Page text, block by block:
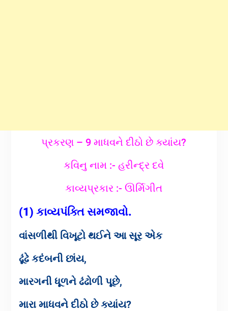
પ્રકરણ – 9 માધવને દીઠો છે ક્યાંય?
કવિનુ નામ :- હરીન્દ્ર દવે
કાવ્યપ્રકાર :- ઊર્મિગીત
(1) કાવ્યપંક્તિ સમજાવો.
વાંસળીથી વિખૂટો થઈને આ સૂર એક
ઢૂંઢે કદંબની છાંય,
મારગની ધૂળને ઢંઢોળી પૂછે,
મારા માધવને દીઠો છે ક્યાંય?